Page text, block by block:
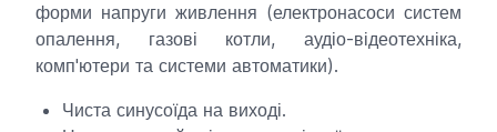
форми напруги живлення (електронасоси систем
опалення, газові котли, аудіо-відеотехніка,
комп'ютери та системи автоматики).
Чиста синусоїда на виході.